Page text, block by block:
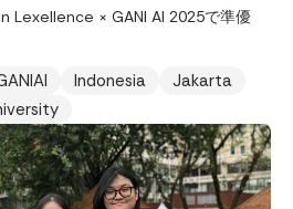
Lexellence × GANI AI 2025で準優
Indonesia
Jakarta